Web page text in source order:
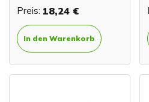
Preis: 18,24 €
In den Warenkorb